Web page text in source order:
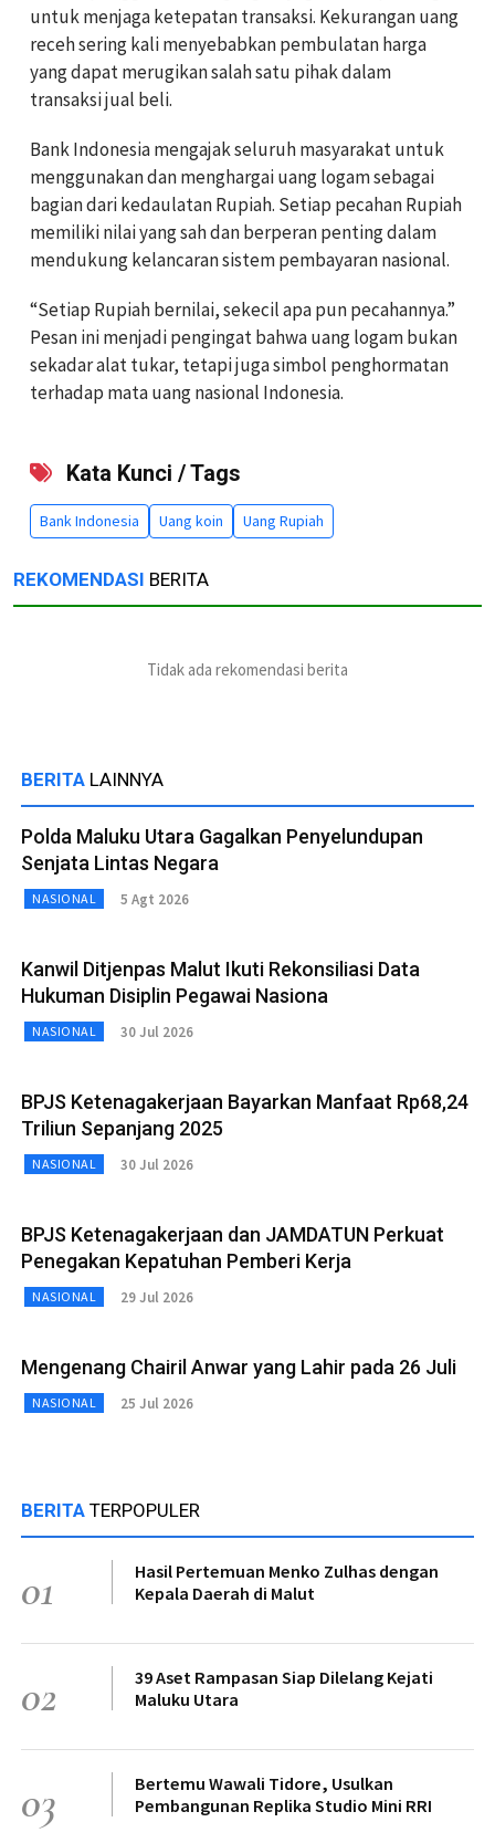
untuk menjaga ketepatan transaksi. Kekurangan uang
receh sering kali menyebabkan pembulatan harga
yang dapat merugikan salah satu pihak dalam
transaksi jual beli.
Bank Indonesia mengajak seluruh masyarakat untuk
menggunakan dan menghargai uang logam sebagai
bagian dari kedaulatan Rupiah. Setiap pecahan Rupiah
memiliki nilai yang sah dan berperan penting dalam
mendukung kelancaran sistem pembayaran nasional.
“Setiap Rupiah bernilai, sekecil apa pun pecahannya.”
Pesan ini menjadi pengingat bahwa uang logam bukan
sekadar alat tukar, tetapi juga simbol penghormatan
terhadap mata uang nasional Indonesia.
Kata Kunci / Tags
Bank Indonesia Uang koin Uang Rupiah
REKOMENDASI BERITA
Tidak ada rekomendasi berita
BERITA LAINNYA
Polda Maluku Utara Gagalkan Penyelundupan
Senjata Lintas Negara
NASIONAL 5 Agt 2026
Kanwil Ditjenpas Malut Ikuti Rekonsiliasi Data
Hukuman Disiplin Pegawai Nasiona
NASIONAL 30 Jul 2026
BPJS Ketenagakerjaan Bayarkan Manfaat Rp68,24
Triliun Sepanjang 2025
NASIONAL 30 Jul 2026
BPJS Ketenagakerjaan dan JAMDATUN Perkuat
Penegakan Kepatuhan Pemberi Kerja
NASIONAL 29 Jul 2026
Mengenang Chairil Anwar yang Lahir pada 26 Juli
NASIONAL 25 Jul 2026
BERITA TERPOPULER
01
Hasil Pertemuan Menko Zulhas dengan
Kepala Daerah di Malut
02
39 Aset Rampasan Siap Dilelang Kejati
Maluku Utara
03
Bertemu Wawali Tidore, Usulkan
Pembangunan Replika Studio Mini RRI